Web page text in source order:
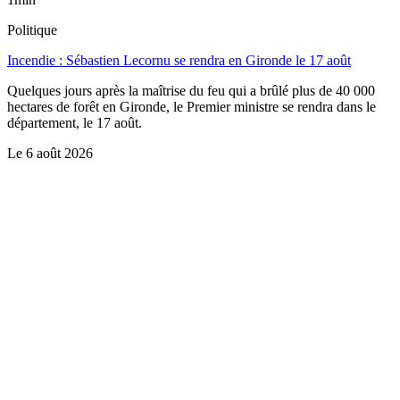
Politique
Incendie : Sébastien Lecornu se rendra en Gironde le 17 août
Quelques jours après la maîtrise du feu qui a brûlé plus de 40 000
hectares de forêt en Gironde, le Premier ministre se rendra dans le
département, le 17 août.
Le 6 août 2026